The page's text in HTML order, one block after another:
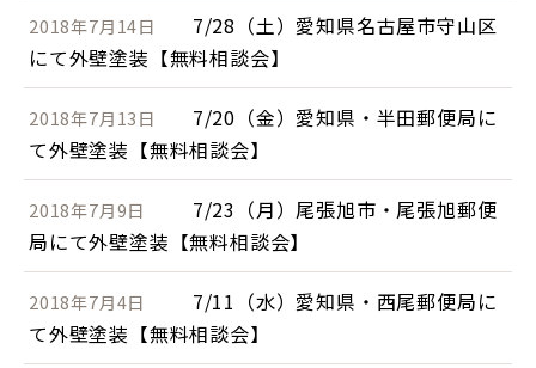
2018年7月14日
7/28（土）愛知県名古屋市守山区
にて外壁塗装【無料相談会】
2018年7月13日
7/20（金）愛知県・半田郵便局に
て外壁塗装【無料相談会】
2018年7月9日
7/23（月）尾張旭市・尾張旭郵便
局にて外壁塗装【無料相談会】
2018年7月4日
7/11（水）愛知県・西尾郵便局に
て外壁塗装【無料相談会】